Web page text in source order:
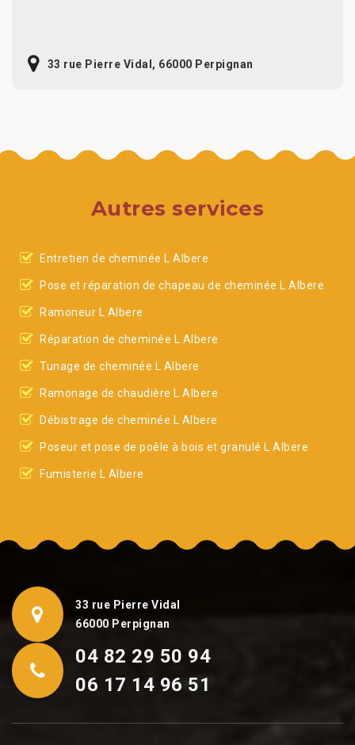
33 rue Pierre Vidal, 66000 Perpignan
Autres services
Entretien de cheminée L Albere
Pose et réparation de chapeau de cheminée L Albere
Ramoneur L Albere
Réparation de cheminée L Albere
Tunage de cheminée L Albere
Ramonage de chaudière L Albere
Débistrage de cheminée L Albere
Poseur et pose de poêle à bois et granulé L Albere
Fumisterie L Albere
33 rue Pierre Vidal
66000 Perpignan
04 82 29 50 94
06 17 14 96 51